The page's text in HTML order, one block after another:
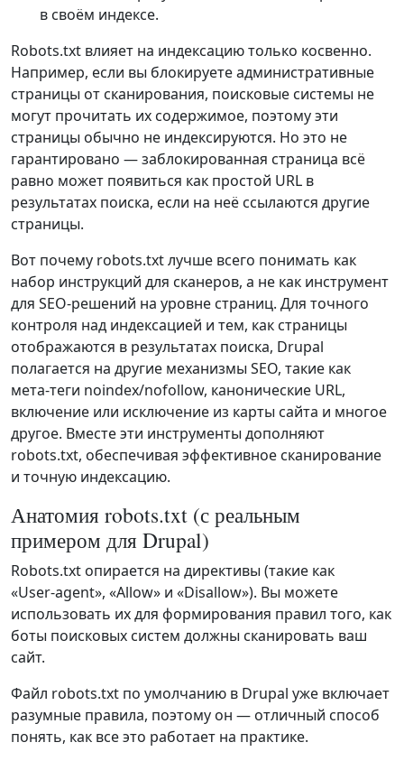
в своём индексе.
Robots.txt влияет на индексацию только косвенно.
Например, если вы блокируете административные
страницы от сканирования, поисковые системы не
могут прочитать их содержимое, поэтому эти
страницы обычно не индексируются. Но это не
гарантировано — заблокированная страница всё
равно может появиться как простой URL в
результатах поиска, если на неё ссылаются другие
страницы.
Вот почему robots.txt лучше всего понимать как
набор инструкций для сканеров, а не как инструмент
для SEO‑решений на уровне страниц. Для точного
контроля над индексацией и тем, как страницы
отображаются в результатах поиска, Drupal
полагается на другие механизмы SEO, такие как
мета‑теги noindex/nofollow, канонические URL,
включение или исключение из карты сайта и многое
другое. Вместе эти инструменты дополняют
robots.txt, обеспечивая эффективное сканирование
и точную индексацию.
Анатомия robots.txt (с реальным
примером для Drupal)
Robots.txt опирается на директивы (такие как
«User‑agent», «Allow» и «Disallow»). Вы можете
использовать их для формирования правил того, как
боты поисковых систем должны сканировать ваш
сайт.
Файл robots.txt по умолчанию в Drupal уже включает
разумные правила, поэтому он — отличный способ
понять, как все это работает на практике.